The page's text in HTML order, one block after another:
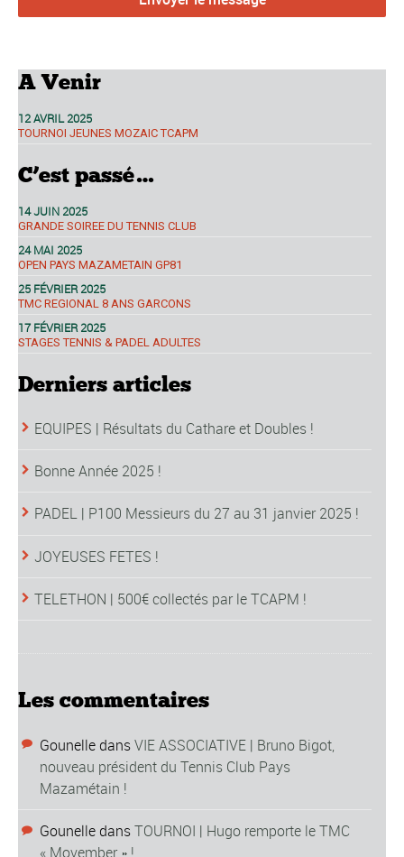
A Venir
12 AVRIL 2025
TOURNOI JEUNES MOZAIC TCAPM
C’est passé…
14 JUIN 2025
GRANDE SOIREE DU TENNIS CLUB
24 MAI 2025
OPEN PAYS MAZAMETAIN GP81
25 FÉVRIER 2025
TMC REGIONAL 8 ANS GARCONS
17 FÉVRIER 2025
STAGES TENNIS & PADEL ADULTES
Derniers articles
EQUIPES | Résultats du Cathare et Doubles !
Bonne Année 2025 !
PADEL | P100 Messieurs du 27 au 31 janvier 2025 !
JOYEUSES FETES !
TELETHON | 500€ collectés par le TCAPM !
Les commentaires
Gounelle dansVIE ASSOCIATIVE | Bruno Bigot,
nouveau président du Tennis Club Pays
Mazamétain !
Gounelle dansTOURNOI | Hugo remporte le TMC
« Movember » !